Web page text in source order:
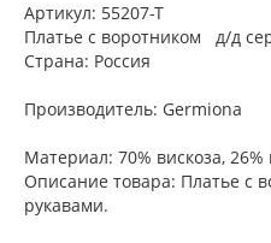
Артикул: 55207-Т
Платье с воротником д/д
Страна: Россия
Производитель: Germiona
Материал: 70% вискоза, 26%
Описание товара: Платье с
рукавами.